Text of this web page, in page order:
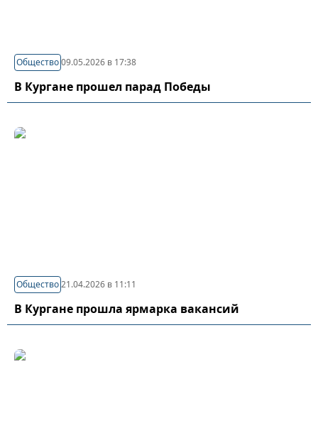
Общество09.05.2026 в 17:38
В Кургане прошел парад Победы
Общество21.04.2026 в 11:11
В Кургане прошла ярмарка вакансий